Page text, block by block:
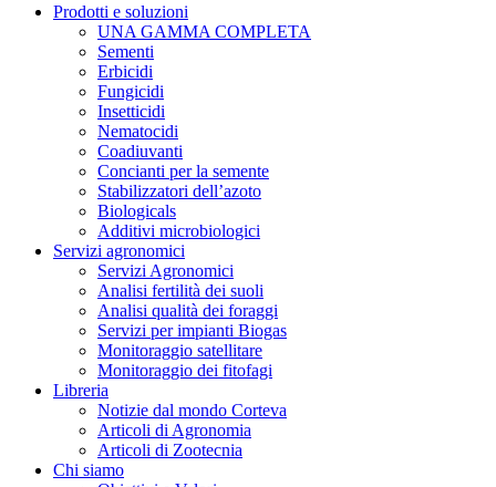
Prodotti e soluzioni
UNA GAMMA COMPLETA
Sementi
Erbicidi
Fungicidi
Insetticidi
Nematocidi
Coadiuvanti
Concianti per la semente
Stabilizzatori dell’azoto
Biologicals
Additivi microbiologici
Servizi agronomici
Servizi Agronomici
Analisi fertilità dei suoli
Analisi qualità dei foraggi
Servizi per impianti Biogas
Monitoraggio satellitare
Monitoraggio dei fitofagi
Libreria
Notizie dal mondo Corteva
Articoli di Agronomia
Articoli di Zootecnia
Chi siamo